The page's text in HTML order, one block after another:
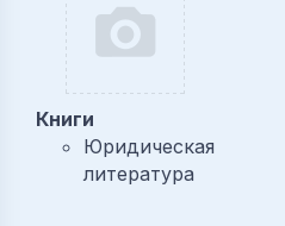
Книги
Юридическая
литература